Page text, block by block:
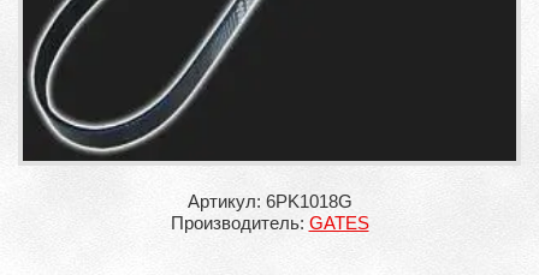
Артикул: 6PK1018G
Производитель: GATES